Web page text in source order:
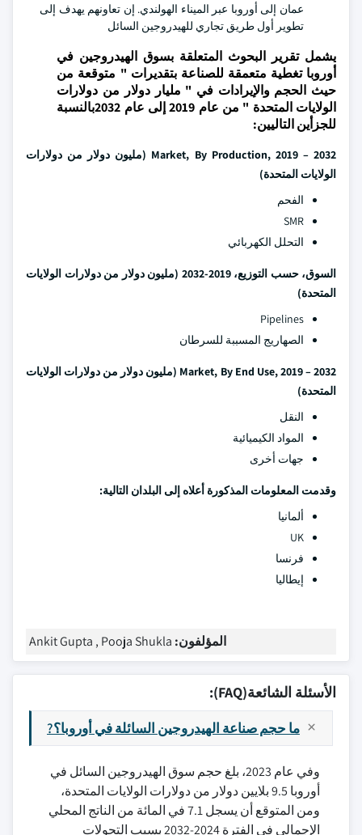
عمان إلى أوروبا عبر الميناء الهولندي. إن تعاونهم يهدف إلى
تطوير أول طريق تجاري للهيدروجين السائل
يشمل تقرير البحوث المتعلقة بسوق الهيدروجين في
أوروبا تغطية متعمقة للصناعة بتقديرات " متوقعة من
حيث الحجم والإيرادات في " مليار دولار من دولارات
الولايات المتحدة " من عام 2019 إلى عام 2032بالنسبة
للجزأين التاليين:
Market, By Production, 2019 – 2032 (مليون دولار من دولارات
الولايات المتحدة)
الفحم
SMR
التحلل الكهربائي
السوق، حسب التوزيع، 2019-2032
(مليون دولار من دولارات الولايات
المتحدة)
Pipelines
الصهاريج المسببة للسرطان
Market, By End Use, 2019 – 2032 (مليون دولار من دولارات الولايات
المتحدة)
النقل
المواد الكيميائية
جهات أخرى
وقدمت المعلومات المذكورة أعلاه إلى البلدان التالية:
ألمانيا
UK
فرنسا
إيطاليا
المؤلفون: Ankit Gupta , Pooja Shukla
الأسئلة الشائعة(FAQ):
ما حجم صناعة الهيدروجين السائلة في أوروبا؟?
وفي عام 2023، بلغ حجم سوق الهيدروجين السائل في
أوروبا 9.5 بلايين دولار من دولارات الولايات المتحدة،
ومن المتوقع أن يسجل 7.1 في المائة من الناتج المحلي
الإجمالي في الفترة 2024-2032 بسبب التحولات